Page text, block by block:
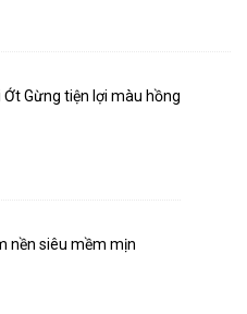
Ớt Gừng tiện lợi màu hồng
nền siêu mềm mịn